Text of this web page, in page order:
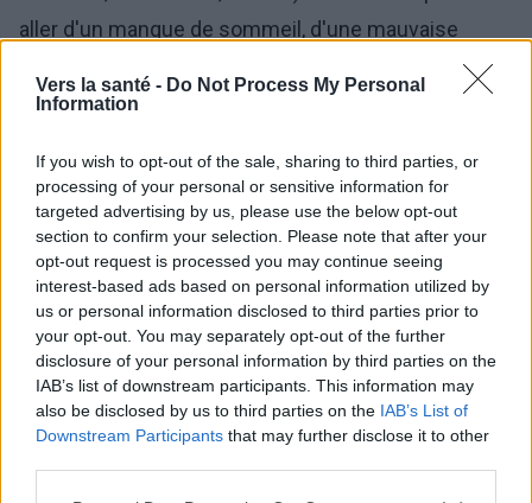
Vers la santé - Do Not Process My Personal
Information
If you wish to opt-out of the sale, sharing to third parties, or
processing of your personal or sensitive information for
targeted advertising by us, please use the below opt-out
section to confirm your selection. Please note that after your
opt-out request is processed you may continue seeing
interest-based ads based on personal information utilized by
us or personal information disclosed to third parties prior to
your opt-out. You may separately opt-out of the further
disclosure of your personal information by third parties on the
IAB’s list of downstream participants. This information may
also be disclosed by us to third parties on the IAB’s List of
Downstream Participants that may further disclose it to other
aller d'un manque de sommeil, d'une mauvaise
alimentation et du stress, à certains médicaments,
en passant par des maladies auto-immunes, des
des carences en vitamines (par exemple en fer) et
en particulier dans le cas de la structure des
cheveux- desprédispositions génétiques. Le
traitement consiste à utiliser des préparations
adaptées, éventuellement à modifier les habitudes
alimentaires.
Le deuxième objet de l'examen du trichologue est le